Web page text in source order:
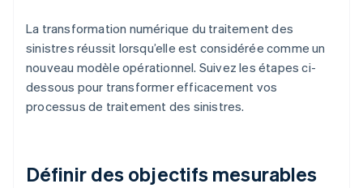
La transformation numérique du traitement des
sinistres réussit lorsqu’elle est considérée comme un
nouveau modèle opérationnel. Suivez les étapes ci-
dessous pour transformer efficacement vos
processus de traitement des sinistres.
Définir des objectifs mesurables